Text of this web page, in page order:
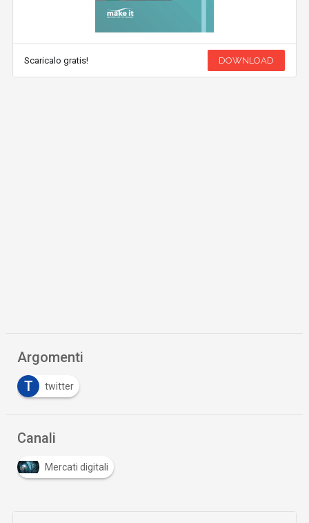
Scaricalo gratis! DOWNLOAD
Argomenti
T
twitter
Canali
Mercati digitali